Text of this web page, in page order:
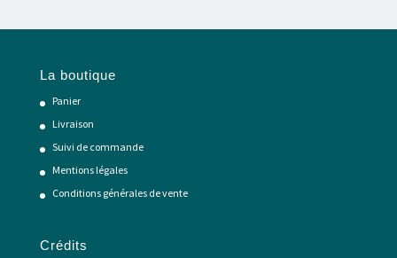
La boutique
Panier
Livraison
Suivi de commande
Mentions légales
Conditions générales de vente
Crédits